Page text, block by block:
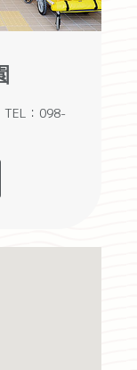
：098-